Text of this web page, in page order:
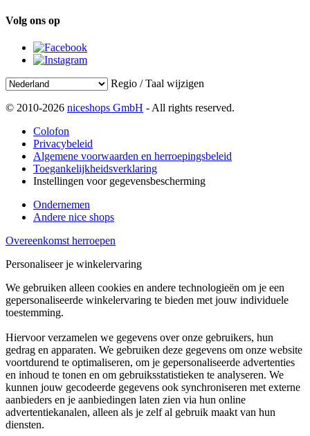
Volg ons op
Regio / Taal wijzigen
© 2010-2026 niceshops GmbH - All rights reserved.
Colofon
Privacybeleid
Algemene voorwaarden en herroepingsbeleid
Toegankelijkheidsverklaring
Instellingen voor gegevensbescherming
Ondernemen
Andere nice shops
Overeenkomst herroepen
Personaliseer je winkelervaring
We gebruiken alleen cookies en andere technologieën om je een
gepersonaliseerde winkelervaring te bieden met jouw individuele
toestemming.
Hiervoor verzamelen we gegevens over onze gebruikers, hun
gedrag en apparaten. We gebruiken deze gegevens om onze website
voortdurend te optimaliseren, om je gepersonaliseerde advertenties
en inhoud te tonen en om gebruiksstatistieken te analyseren. We
kunnen jouw gecodeerde gegevens ook synchroniseren met externe
aanbieders en je aanbiedingen laten zien via hun online
advertentiekanalen, alleen als je zelf al gebruik maakt van hun
diensten.